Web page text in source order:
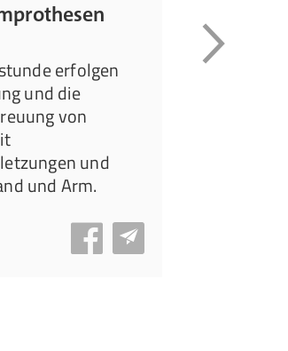
erfolgen
und die
von
und
und Arm.
Leiden Sie